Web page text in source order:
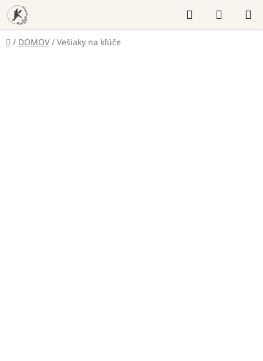
Prejsť
na
obsah
Hľadať
KOŠÍK
Domov
/ DOMOV / Vešiaky na kľúče